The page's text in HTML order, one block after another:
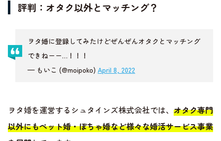
評判：オタク以外とマッチング？
ヲタ婚に登録してみたけどぜんぜんオタクとマッチング
できねーー…！！！
— もいこ (@moipoko) April 8, 2022
ヲタ婚を運営するシュタインズ株式会社では、 オタク専門
以外にもペット婚・ぽちゃ婚など様々な婚活サービス事業